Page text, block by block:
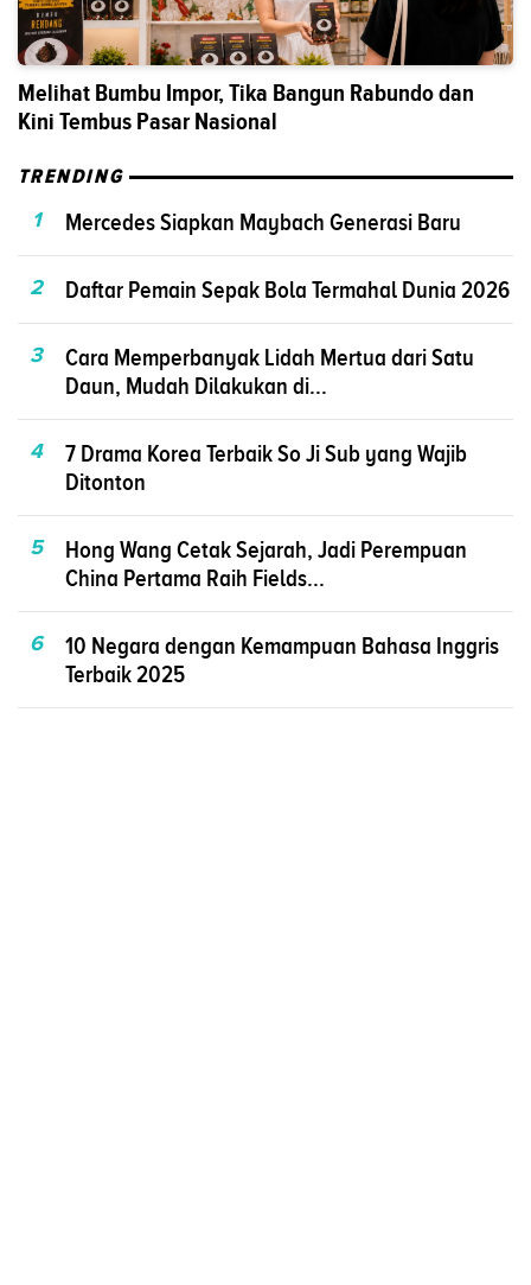
Melihat Bumbu Impor, Tika Bangun Rabundo dan
Kini Tembus Pasar Nasional
TRENDING
1
Mercedes Siapkan Maybach Generasi Baru
2 Daftar Pemain Sepak Bola Termahal Dunia 2026
3
Cara Memperbanyak Lidah Mertua dari Satu
Daun, Mudah Dilakukan di...
4
7 Drama Korea Terbaik So Ji Sub yang Wajib
Ditonton
5
Hong Wang Cetak Sejarah, Jadi Perempuan
China Pertama Raih Fields...
6
10 Negara dengan Kemampuan Bahasa Inggris
Terbaik 2025